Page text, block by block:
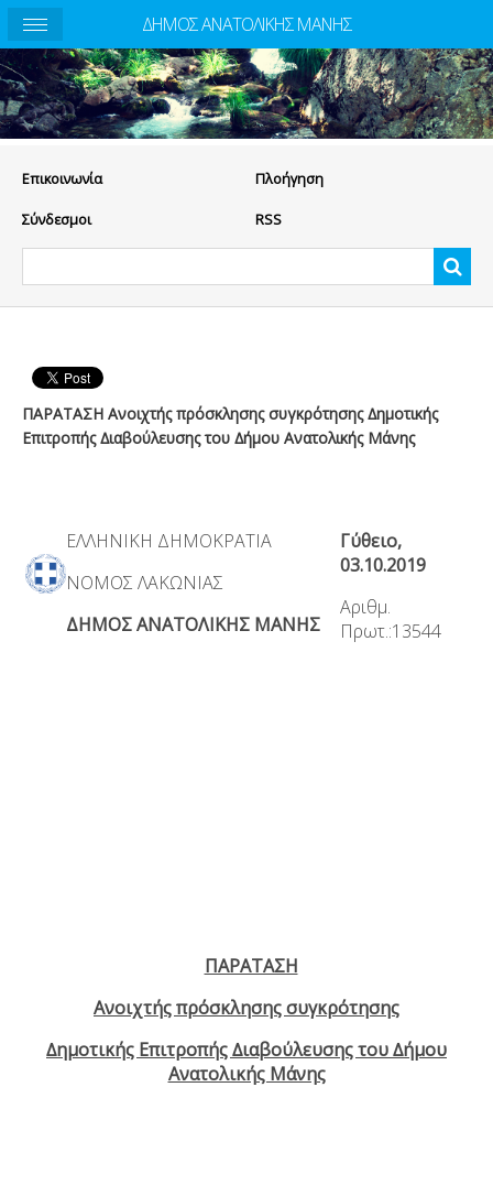
Eπικοινωνία Πλοήγηση
Σύνδεσμοι RSS
ΠΑΡΑΤΑΣΗ Ανοιχτής πρόσκλησης συγκρότησης ∆ηµοτικής
Επιτροπής ∆ιαβούλευσης του ∆ήµου Ανατολικής Μάνης
ΕΛΛΗΝΙΚΗ ΔΗΜΟΚΡΑΤΙΑ
ΝΟΜΟΣ ΛΑΚΩΝΙΑΣ
ΔΗΜΟΣ ΑΝΑΤΟΛΙΚΗΣ ΜΑΝΗΣ
Γύθειο,
03.10.2019
Αριθμ.
Πρωτ.:13544
ΠΑΡΑΤΑΣΗ
Ανοιχτής πρόσκλησης συγκρότησης
∆ηµοτικής Επιτροπής ∆ιαβούλευσης του ∆ήµου
Ανατολικής Μάνης
ΔΗΜΟΣ ΑΝΑΤΟΛΙΚΗΣ ΜΑΝΗΣ